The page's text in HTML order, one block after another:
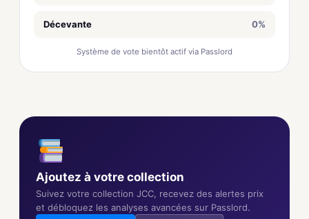
Décevante 0%
Système de vote bientôt actif via Passlord
Ajoutez à votre collection
Suivez votre collection JCC, recevez des alertes prix
et débloquez les analyses avancées sur Passlord.